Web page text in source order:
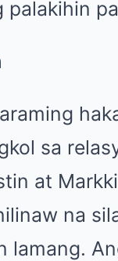
palakihin
sa
at
na
lamang.